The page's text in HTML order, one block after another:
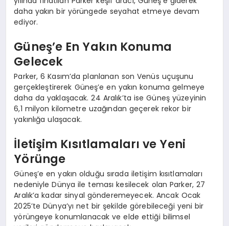
daha yakın bir yörüngede seyahat etmeye devam
ediyor.
Güneş’e En Yakın Konuma
Gelecek
Parker, 6 Kasım’da planlanan son Venüs uçuşunu
gerçekleştirerek Güneş’e en yakın konuma gelmeye
daha da yaklaşacak. 24 Aralık’ta ise Güneş yüzeyinin
6,1 milyon kilometre uzağından geçerek rekor bir
yakınlığa ulaşacak.
İletişim Kısıtlamaları ve Yeni
Yörünge
Güneş’e en yakın olduğu sırada iletişim kısıtlamaları
nedeniyle Dünya ile teması kesilecek olan Parker, 27
Aralık’a kadar sinyal gönderemeyecek. Ancak Ocak
2025’te Dünya’yı net bir şekilde görebileceği yeni bir
yörüngeye konumlanacak ve elde ettiği bilimsel